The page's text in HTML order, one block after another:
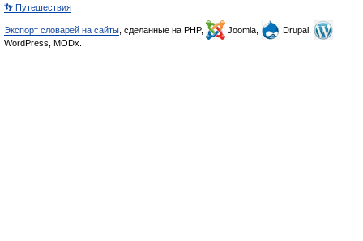
👣 Путешествия
Экспорт словарей на сайты , сделанные на PHP, Joomla,
Drupal,
WordPress, MODx.